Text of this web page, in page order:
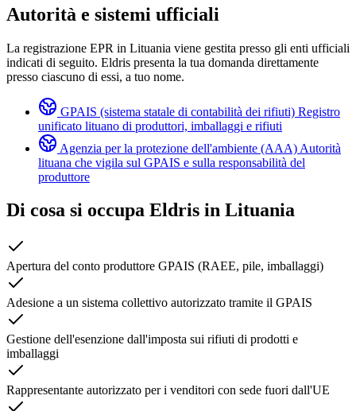
Autorità e sistemi ufficiali
La registrazione EPR in Lituania viene gestita presso gli enti ufficiali
indicati di seguito. Eldris presenta la tua domanda direttamente
presso ciascuno di essi, a tuo nome.
GPAIS (sistema statale di contabilità dei rifiuti) Registro
unificato lituano di produttori, imballaggi e rifiuti
Agenzia per la protezione dell'ambiente (AAA) Autorità
lituana che vigila sul GPAIS e sulla responsabilità del
produttore
Di cosa si occupa Eldris in Lituania
Apertura del conto produttore GPAIS (RAEE, pile, imballaggi)
Adesione a un sistema collettivo autorizzato tramite il GPAIS
Gestione dell'esenzione dall'imposta sui rifiuti di prodotti e
imballaggi
Rappresentante autorizzato per i venditori con sede fuori dall'UE